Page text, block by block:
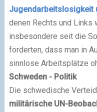
Jugendarbeitslosigkeit
denen Rechts und Links
insbesondere seit die
forderten, dass man in
sinnlose Arbeitsplätze
Schweden - Politik
Die schwedische
militärische UN-